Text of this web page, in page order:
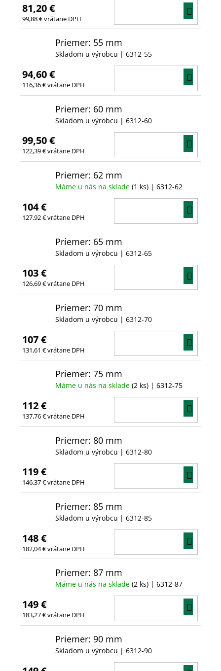
81,20 €
99,88 € vrátane DPH
Priemer: 55 mm
Skladom u výrobcu | 6312-55
94,60 €
116,36 € vrátane DPH
Priemer: 60 mm
Skladom u výrobcu | 6312-60
99,50 €
122,39 € vrátane DPH
Priemer: 62 mm
Máme u nás na sklade (1 ks) | 6312-62
104 €
127,92 € vrátane DPH
Priemer: 65 mm
Skladom u výrobcu | 6312-65
103 €
126,69 € vrátane DPH
Priemer: 70 mm
Skladom u výrobcu | 6312-70
107 €
131,61 € vrátane DPH
Priemer: 75 mm
Máme u nás na sklade (2 ks) | 6312-75
112 €
137,76 € vrátane DPH
Priemer: 80 mm
Skladom u výrobcu | 6312-80
119 €
146,37 € vrátane DPH
Priemer: 85 mm
Skladom u výrobcu | 6312-85
148 €
182,04 € vrátane DPH
Priemer: 87 mm
Máme u nás na sklade (2 ks) | 6312-87
149 €
183,27 € vrátane DPH
Priemer: 90 mm
Skladom u výrobcu | 6312-90